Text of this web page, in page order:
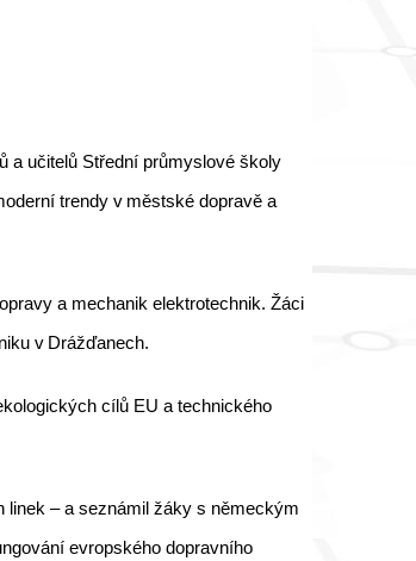
a učitelů Střední průmyslové školy
trendy v městské dopravě a
a mechanik elektrotechnik. Žáci
v Drážďanech.
cílů EU a technického
linek – a seznámil žáky s německým
evropského dopravního